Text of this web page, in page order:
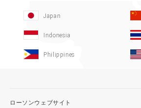
Japan
Indonesia
Philippines
ローソンウェブサイト